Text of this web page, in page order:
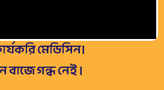
মেডিসিন।
বাজে গন্ধ নেই ।